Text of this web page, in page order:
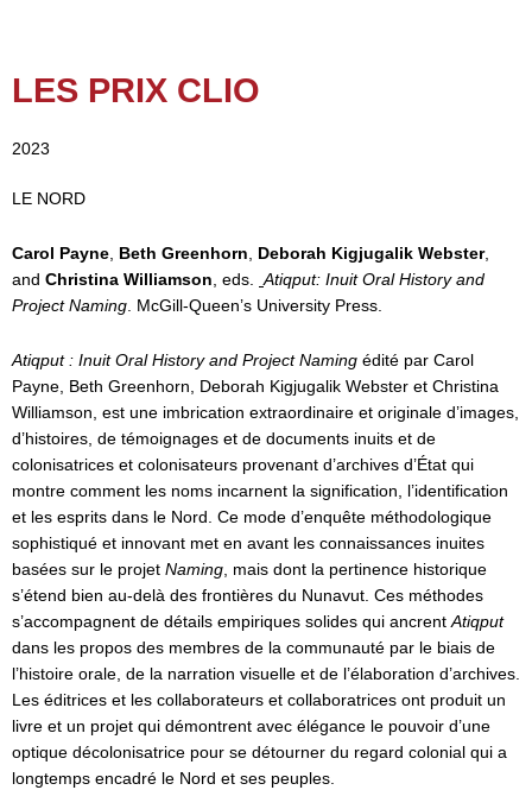
LES PRIX CLIO
2023
LE NORD
Carol Payne, Beth Greenhorn, Deborah Kigjugalik Webster,
and Christina Williamson, eds. Atiqput: Inuit Oral History and
Project Naming. McGill-Queen’s University Press.
Atiqput : Inuit Oral History and Project Naming édité par Carol
Payne, Beth Greenhorn, Deborah Kigjugalik Webster et Christina
Williamson, est une imbrication extraordinaire et originale d’images,
d’histoires, de témoignages et de documents inuits et de
colonisatrices et colonisateurs provenant d’archives d’État qui
montre comment les noms incarnent la signification, l’identification
et les esprits dans le Nord. Ce mode d’enquête méthodologique
sophistiqué et innovant met en avant les connaissances inuites
basées sur le projet Naming, mais dont la pertinence historique
s’étend bien au-delà des frontières du Nunavut. Ces méthodes
s’accompagnent de détails empiriques solides qui ancrentAtiqput
dans les propos des membres de la communauté par le biais de
l’histoire orale, de la narration visuelle et de l’élaboration d’archives.
Les éditrices et les collaborateurs et collaboratrices ont produit un
livre et un projet qui démontrent avec élégance le pouvoir d’une
optique décolonisatrice pour se détourner du regard colonial qui a
longtemps encadré le Nord et ses peuples.